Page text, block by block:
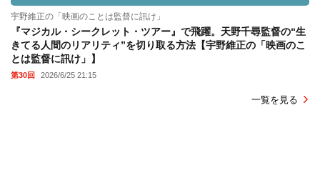
宇野維正の「映画のことは監督に訊け」
『マジカル・シークレット・ツアー』で飛躍。天野千尋監督の“生
きてる人間のリアリティ”を切り取る方法【宇野維正の「映画のこ
とは監督に訊け」】
第30回 2026/6/25 21:15
一覧を見る